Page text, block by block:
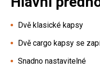
Dvě klasické kapsy
Dvě cargo kapsy se
Snadno nastavitelné